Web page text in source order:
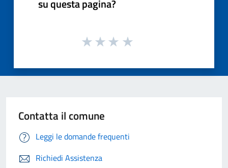
su questa pagina?
Contatta il comune
Leggi le domande frequenti
Richiedi Assistenza